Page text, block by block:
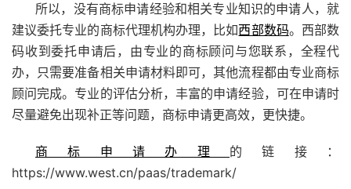
所以，没有商标申请经验和相关专业知识的申请人，就
建议委托专业的商标代理机构办理，比如西部数码。西部数
码收到委托申请后，由专业的商标顾问与您联系，全程代
办，只需要准备相关申请材料即可，其他流程都由专业商标
顾问完成。专业的评估分析，丰富的申请经验，可在申请时
尽量避免出现补正等问题，商标申请更高效，更快捷。
商标申请办理 的链接：
https://www.west.cn/paas/trademark/